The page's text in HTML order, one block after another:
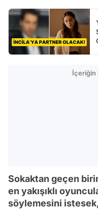
İçeriğin
Sokaktan geçen
en yakışıklı
söylemesini